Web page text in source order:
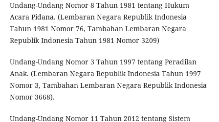
Undang-Undang Nomor 8 Tahun 1981 tentang Hukum
Acara Pidana. (Lembaran Negara Republik Indonesia
Tahun 1981 Nomor 76, Tambahan Lembaran Negara
Republik Indonesia Tahun 1981 Nomor 3209)
Undang-Undang Nomor 3 Tahun 1997 tentang Peradilan
Anak. (Lembaran Negara Republik Indonesia Tahun 1997
Nomor 3, Tambahan Lembaran Negara Republik Indonesia
Nomor 3668).
Undang-Undang Nomor 11 Tahun 2012 tentang Sistem